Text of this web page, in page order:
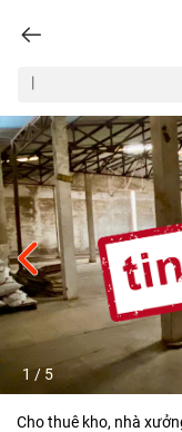
1/ 5
Cho thuê kho, nhà